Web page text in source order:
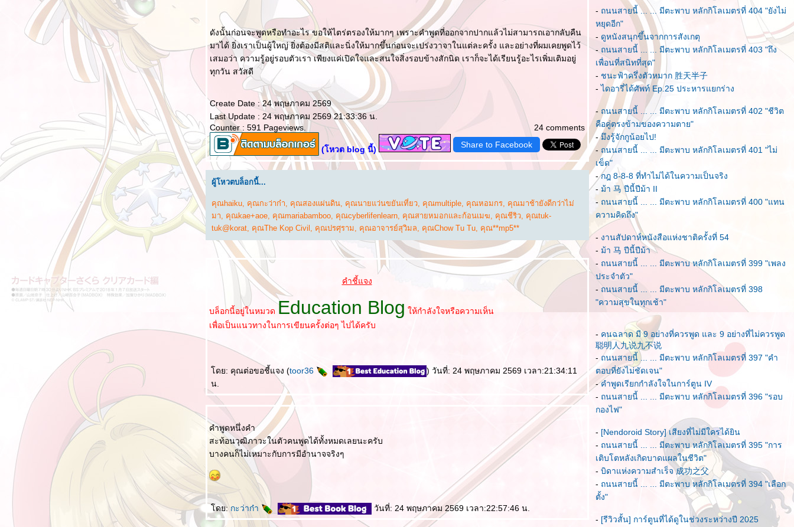
เงินสะอาด เลี้ยงชีพคุณไม่ได้ 干净的钱，养不
活你
ความยุติธรรม 正义
ทายอักษร V 猜字谜 V
ทายอักษร IV 猜字谜 IV
ทายอักษร III 猜字谜 III
ทายอักษร I 猜字谜 I
เรียนรู้อักษรจีนจาก เรื่องดราก้อนบอล
การโกรธกลับแบบอีคิวสูง II 高情商的怒回去 II
คนสี่ประเภทนี้ไม่ต้องไปช่วยเหลือ 四种人远都
ช่วย ไม่ช่วย 要帮 不帮
นวคิดคนจีนยุคใหม่ เวลาได้รับคำชื่นชม
ควบคุมปากให้ดี 管好嘴巴
เรียนภาษาโดยการอ่านป้าย และการสังเกต
ความจริง 8 ประการ 八个真相
ภูมิปัญญาแห่งชีวิต 处世智慧
หากวันหนึ่งอยู่ๆ คุณก็รวยขึ้นมา 假如有一天你
การโกรธกลับแบบอีคิวสูง 高情商的怒回去
ว่าด้วยเรื่องความตาย (死)
ผนในใจ 心计
คนซื่อตรงจะเปลี่ยนเป็นคนที่เก่งกาจได้อย่างไร?
老实人怎么变得厉害呢？
คนที่รังแกคุณ 欺负你的人
ไม่อยากบอก ไม่อยากบอกกับคุณ 不想说 不想跟
บนรถเมล์ 公交车上
การนับเวลาแบบในหนังจีน
คำถามที่ยากจะตอบ
ดังนั้นก่อนจะพูดหรือทำอะไร ขอให้ไตร่ตรองให้มากๆ เพราะคำพูดที่ออกจากปากแล้วไม่สามารถเอากลับคืน
มาได้ ยิ่งเราเป็นผู้ใหญ่ ยิ่งต้องมีสติและนิ่งให้มากขึ้นก่อนจะเปร่งวาจาในแต่ละครั้ง และอย่างที่ผมเคยพูดไว้
เสมอว่า ความรู้อยู่รอบตัวเรา เพียงแค่เปิดใจและสนใจสิ่งรอบข้างสักนิด เราก็จะได้เรียนรู้อะไรเพิ่มเติมอยู่
ทุกวัน สวัสดี
Create Date : 24 พฤษภาคม 2569
Last Update : 24 พฤษภาคม 2569 21:33:36 น.
24 comments
Counter : 591 Pageviews.
(โหวต blog นี้) Share to Facebook
ผู้โหวตบล็อกนี้...
คุณhaiku, คุณกะว่าก๋า, คุณสองแผ่นดิน, คุณนายแว่นขยันเที่ยว, คุณmultiple, คุณหอมกร, คุณมาช้ายังดีกว่าไม่
มา, คุณkae+aoe, คุณmariabamboo, คุณcyberlifenlearn, คุณสายหมอกและก้อนเมฆ, คุณชีริว, คุณtuk-
tuk@korat, คุณThe Kop Civil , คุณปรศุราม, คุณอาจารย์สุวิมล, คุณChow Tu Tu, คุณ**mp5**
คำชี้แจง
บล็อกนี้อยู่ในหมวด Education Blog ห้กำลังใจหรือความเห็น
เพื่อเป็นแนวทางในการเขียนครั้งต่อๆ ไปได้ครับ
ดย: คุณต่อขอชี้แจง (toor36
) วันที่: 24 พฤษภาคม 2569 เวลา:21:34:11
น.
คำพูดหนึ่งคำ
สะท้อนวุฒิภาวะในตัวคนพูดได้ทั้งหมดเลยนะครับ
บางคนก็ไม่เหมาะกับการมีอำนาจจริงๆ
ดย:กะว่าก๋า วันที่: 24 พฤษภาคม 2569 เวลา:22:57:46 น.
- ถนนสายนี้ ... ... มีตะพาบ หลักกิโลเมตรที่ 404 "ยังไม่
หยุดอีก"
- ดูหนังสนุกขึ้นจากการสังเกตุ
- ถนนสายนี้ ... ... มีตะพาบ หลักกิโลเมตรที่ 403 "ถึง
เพื่อนที่สนิทที่สุด"
- ชนะฟ้าครึ่งตัวหมาก 胜天半子
-ไดอารี่ได้ศัพท์ Ep.25 ประหารแยกร่าง
- ถนนสายนี้ ... ... มีตะพาบ หลักกิโลเมตรที่ 402 "ชีวิต
คือคู่ตรงข้ามของความตาย"
-มึงรู้จักกูน้อยไป!
- ถนนสายนี้ ... ... มีตะพาบ หลักกิโลเมตรที่ 401 "ไม่
เข็ด"
-กฎ 8-8-8 ที่ทำไม่ได้ในความเป็นจริง
-ม้า 马 ปีนี้ปีม้า II
- ถนนสายนี้ ... ... มีตะพาบ หลักกิโลเมตรที่ 400 "แทน
ความคิดถึง"
- งานสัปดาห์หนังสือแห่งชาติครั้งที่ 54
- ม้า 马 ปีนี้ปีม้า
- ถนนสายนี้ ... ... มีตะพาบ หลักกิโลเมตรที่ 399 "เพลง
ประจำตัว"
- ถนนสายนี้ ... ... มีตะพาบ หลักกิโลเมตรที่ 398
"ความสุขในทุกเช้า"
- คนฉลาด มี 9 อย่างที่ควรพูด และ 9 อย่างที่ไม่ควรพูด
聪明人九说九不说
- ถนนสายนี้ ... ... มีตะพาบ หลักกิโลเมตรที่ 397 "คำ
ตอบที่ยังไม่ชัดเจน"
-คำพูดเรียกกำลังใจในการ์ตูน IV
- ถนนสายนี้ ... ... มีตะพาบ หลักกิโลเมตรที่ 396 "รอบ
กองไฟ"
- [Nendoroid Story] เสียงที่ไม่มีใครได้ยิน
- ถนนสายนี้ ... ... มีตะพาบ หลักกิโลเมตรที่ 395 "การ
เติบโตหลังเกิดบาดแผลในชีวิต"
- บิดาแห่งความสำเร็จ 成功之父
- ถนนสายนี้ ... ... มีตะพาบ หลักกิโลเมตรที่ 394 "เลือก
ตั้ง"
- [รีวิวสั้น] การ์ตูนที่ได้ดูในช่วงระหว่างปี 2025